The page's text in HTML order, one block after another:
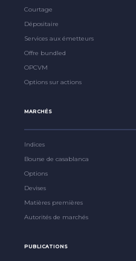
Courtage
Dépositaire
Services aux émetteurs
Offre bundled
OPCVM
Options sur actions
MARCHÉS
Indices
Bourse de casablanca
Options
Devises
Matières premières
Autorités de marchés
PUBLICATIONS